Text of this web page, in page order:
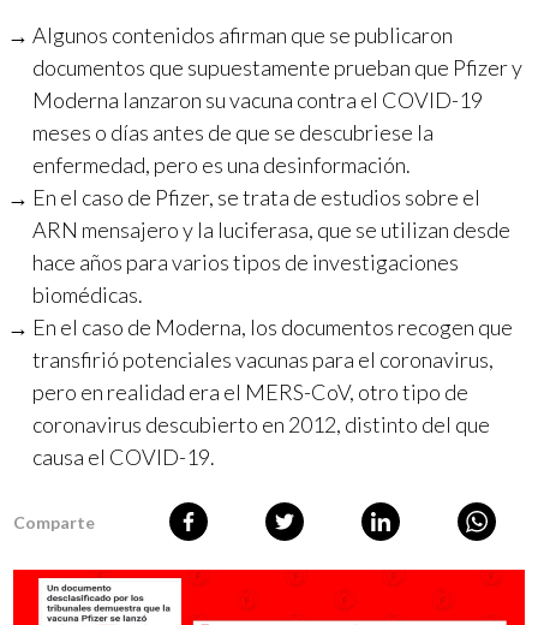
Algunos contenidos afirman que se publicaron
documentos que supuestamente prueban que Pfizer y
Moderna lanzaron su vacuna contra el COVID-19
meses o días antes de que se descubriese la
enfermedad, pero es una desinformación.
En el caso de Pfizer, se trata de estudios sobre el
ARN mensajero y la luciferasa, que se utilizan desde
hace años para varios tipos de investigaciones
biomédicas.
En el caso de Moderna, los documentos recogen que
transfirió potenciales vacunas para el coronavirus,
pero en realidad era el MERS-CoV, otro tipo de
coronavirus descubierto en 2012, distinto del que
causa el COVID-19.
Comparte